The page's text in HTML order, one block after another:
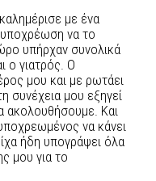
με ένα
να το
υπήρχαν συνολικά
ο γιατρός. Ο
μου και με ρωτάει
συνέχεια μου εξηγεί
ακολουθήσουμε. Και
να κάνει
ήδη υπογράψει όλα
μου για το